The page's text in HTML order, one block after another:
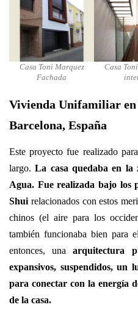
Casa Toni Marquez
Fachada
Casa
Vivienda Unifamiliar
Barcelona, España
Este proyecto fue realizado
largo.La casa quedaba en
Agua. Fue realizada bajo los
Shui relacionados con estos
chinos (el aire para los
también funcionaba bien para
entonces, unaarquitectura
expansivos, suspendidos, un
para conectar con la energía
de la casa.